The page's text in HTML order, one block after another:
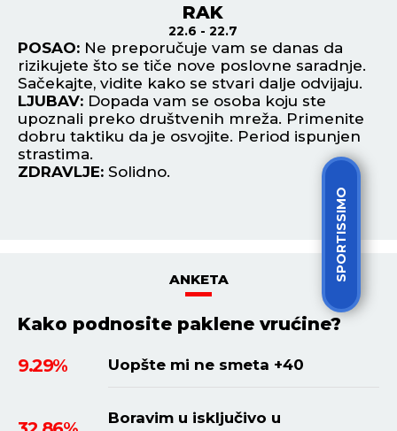
SPORTISSIMO
RAK
22.6 - 22.7
POSAO: Ne preporučuje vam se danas da
rizikujete što se tiče nove poslovne saradnje.
Sačekajte, vidite kako se stvari dalje odvijaju.
LJUBAV: Dopada vam se osoba koju ste
upoznali preko društvenih mreža. Primenite
dobru taktiku da je osvojite. Period ispunjen
strastima.
ZDRAVLJE: Solidno.
ANKETA
Kako podnosite paklene vrućine?
9.29%
Uopšte mi ne smeta +40
Boravim u isključivo u